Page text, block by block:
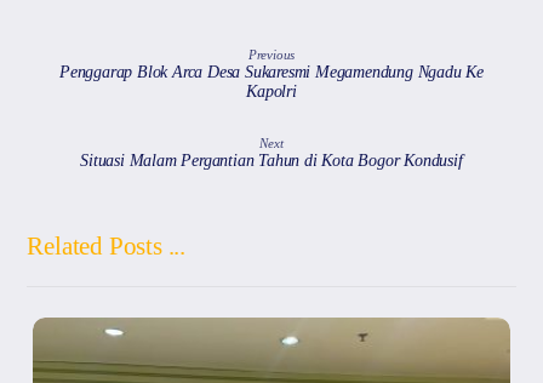
Previous
Penggarap Blok Arca Desa Sukaresmi Megamendung Ngadu Ke
Kapolri
Next
Situasi Malam Pergantian Tahun di Kota Bogor Kondusif
Related Posts ...